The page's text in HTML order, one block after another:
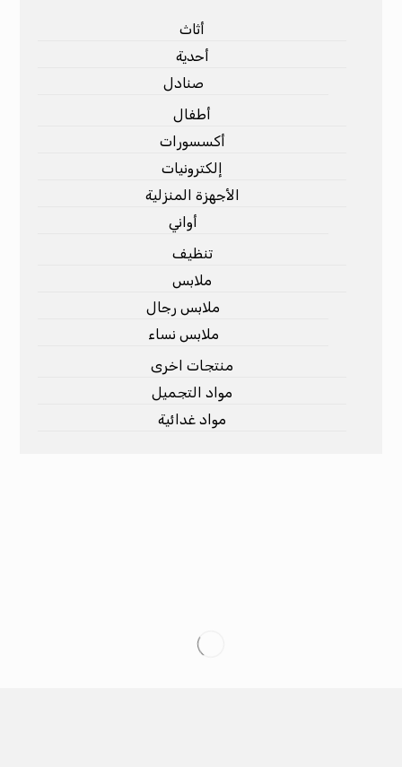
أثاث
أحدية
صنادل
أطفال
أكسسورات
إلكترونيات
الأجهزة المنزلية
أواني
تنظيف
ملابس
ملابس رجال
ملابس نساء
منتجات اخرى
مواد التجميل
مواد غدائية